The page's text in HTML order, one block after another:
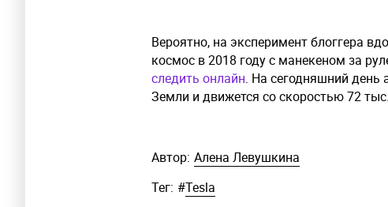
Вероятно, на эксперимент блоггера
космос в 2018 году с манекеном за
следить онлайн. На сегодняшний день
Земли и движется со скоростью 72
Автор: Алена Левушкина
Тег: #Tesla